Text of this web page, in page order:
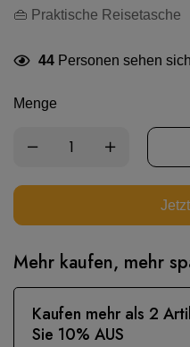
👜 Praktische Reisetasche
44 Personen sehen
Menge
Mehr kaufen, mehr
Kaufen mehr als 2
Sie 10% AUS